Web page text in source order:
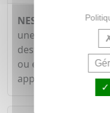
NESTLE Renutryl
une boisson
destinée aux
ou en voie de
apporte 600kcal et